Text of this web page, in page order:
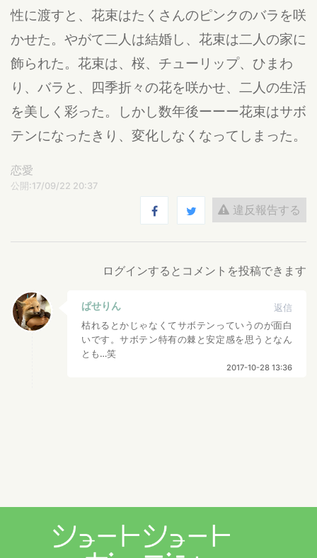
性に渡すと、花束はたくさんのピンクのバラを咲
かせた。やがて二人は結婚し、花束は二人の家に
飾られた。花束は、桜、チューリップ、ひまわ
り、バラと、四季折々の花を咲かせ、二人の生活
を美しく彩った。しかし数年後ーーー花束はサボ
テンになったきり、変化しなくなってしまった。
恋愛
公開:17/09/22 20:37
違反報告する
ログインするとコメントを投稿できます
ぱせりん
返信
枯れるとかじゃなくてサボテンっていうのが面白
いです。サボテン特有の棘と安定感を思うとなん
とも…笑
2017-10-28 13:36